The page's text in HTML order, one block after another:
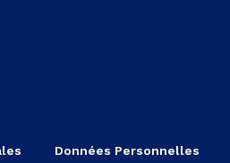
Données Personnelles